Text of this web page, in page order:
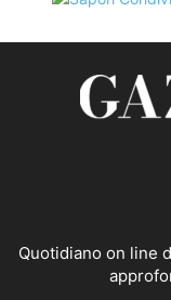
Quotidiano on line